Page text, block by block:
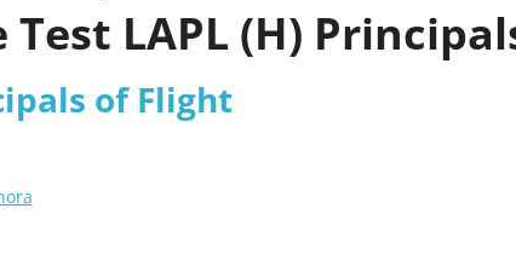
LAPL (H)
of Flight